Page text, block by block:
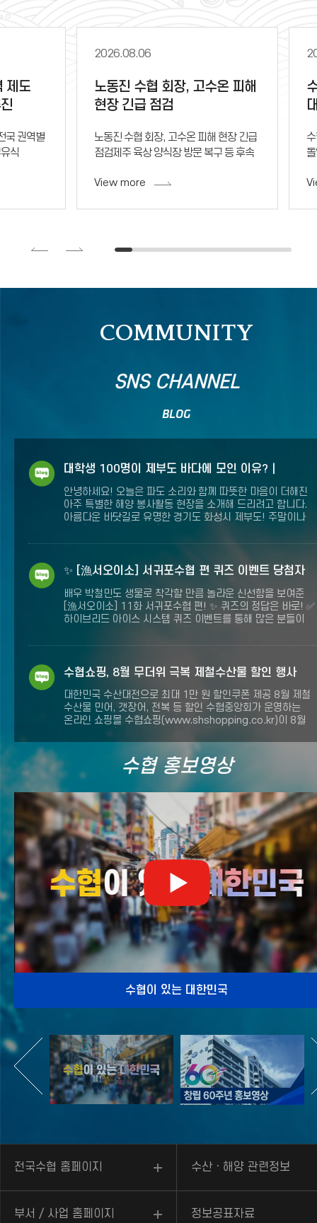
제도
국 권역별
식
2026.08.06
노동진 수협 회장, 고수온 피해
현장 긴급 점검
노동진 수협 회장, 고수온 피해 현장 긴급
점검제주 육상 양식장 방문 복구 등 후속
신속 사고 조사전국 9곳 지역본부 피해
View more
COMMUNITY
fnctId=snsApi,fnctNo=0SNS CHANNEL
BLOG
대학생 100명이 제부도 바다에 모인 이유? |
수협X경희대 '모두의 바다 함께海' 플로깅 현장
스케치
안녕하세요! 오늘은 파도 소리와 함께 따뜻한 마음이 더해진
아주 특별한 해양 봉사활동 현장을 소개해 드리려고 합니다.
아름다운 바닷길로 유명한 경기도 화성시 제부도! 주말이나
피서객들이 오고 간 자리에 남겨진 쓰레기들로 바다가
경희대학교 총학생회가 제부도 바다를 살리기 위해 힘을
바로 전해드릴게요! 젊은 열기로 가득 찬 제부도 해변! 방학
기간임에도 불구하고 무려 100여 명의 대학생 봉사자들이
제부도에 모였습니다. 이번 행.......
✨ [漁서오이소] 서귀포수협 편 퀴즈 이벤트 당첨자
발표✨
배우 박철민도 생물로 착각할 만큼 놀라운 신선함을 보여준
[漁서오이소] 11화 서귀포수협 편! ✨ 퀴즈의 정답은 바로! ✅
하이브리드 아이스 시스템 퀴즈 이벤트를 통해 많은 분들이
보내주셨습니다. 소중한 댓글로 이벤트에 참여해 주신 모든
주신 연락처를 통해 쫄깃한 식감과 깊은 풍미를 담은
예정입니다. 앞으로도 우리 바다와 수산물의 숨은 매력을
전하기 위해 전국 방방곡곡을 달려갈 [漁서오이소]에 많은
관심과 사랑 부탁드립니다! ❤️ .......
수협쇼핑, 8월 무더위 극복 제철수산물 할인 행사
대한민국 수산대전으로 최대 1만 원 할인쿠폰 제공 8월 제철
수산물 민어, 갯장어, 전복 등 할인 수협중앙회가 운영하는
온라인 쇼핑몰 수협쇼핑(www.shshopping.co.kr)이 8월
할인 혜택을 제공합니다. 수협쇼핑은 현재 「대한민국 수산대
8월 특별전」과 「8월 제철수산물 기획전」을 진행 중에
있습니다. 우선 3일부터 오는 23일까지 3주간 열리는
「대한민국 수산대전 8월 특별전」에서는 전복·굴비·갈치·
고등어 등 다양한 국내산 인기 수산물을 할인가격으로 만나볼
수 있습니다. 행사기간 매주 월요일 발급되는 수산대전
할인쿠폰을 사용하면 최대 1만 원 이내에서 20% 할인을.......
fnctId=imageSlide,fnctNo=42
유튜브( 개) 수협 홍보영상
수협이 있는 대한민국
전국수협 홈페이지 수산ㆍ해양 관련정보
부서 / 사업 홈페이지 정보공표자료
유저서비스(0개)